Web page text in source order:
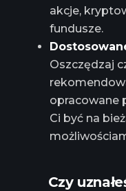
akcje,
fundusze.
Oszczędzaj
opracowane
Ci być na
Czy